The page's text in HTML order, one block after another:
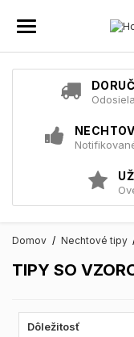
Domov Nechtové tipy
TIPY SO
Dôležitosť